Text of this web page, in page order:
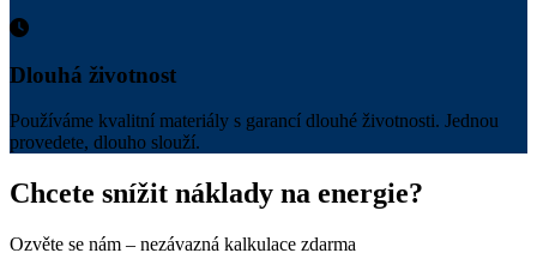
Dlouhá životnost
Používáme kvalitní materiály s garancí dlouhé životnosti. Jednou
provedete, dlouho slouží.
Chcete snížit náklady na energie?
Ozvěte se nám – nezávazná kalkulace zdarma